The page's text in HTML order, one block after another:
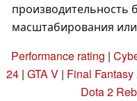
производительность
масштабирования
Performance rating |
24 | GTA V | Final
Dota 2